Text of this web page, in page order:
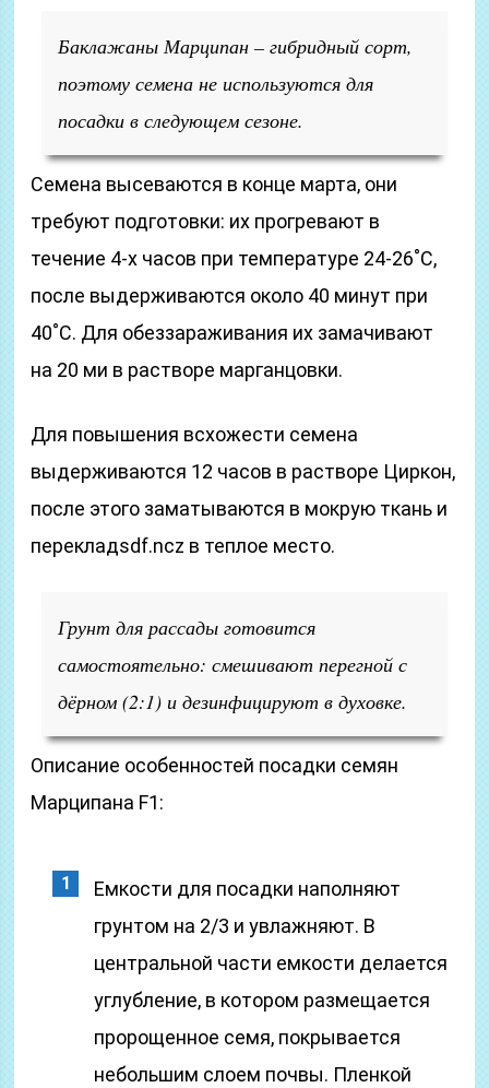
Баклажаны Марципан – гибридный сорт,
поэтому семена не используются для
посадки в следующем сезоне.
Семена высеваются в конце марта, они
требуют подготовки: их прогревают в
течение 4-х часов при температуре 24-26˚С,
после выдерживаются около 40 минут при
40˚С. Для обеззараживания их замачивают
на 20 ми в растворе марганцовки.
Для повышения всхожести семена
выдерживаются 12 часов в растворе Циркон,
после этого заматываются в мокрую ткань и
перекладsdf.ncz в теплое место.
Грунт для рассады готовится
самостоятельно: смешивают перегной с
дёрном (2:1) и дезинфицируют в духовке.
Описание особенностей посадки семян
Марципана F1:
Емкости для посадки наполняют
грунтом на 2/3 и увлажняют. В
центральной части емкости делается
углубление, в котором размещается
пророщенное семя, покрывается
небольшим слоем почвы. Пленкой